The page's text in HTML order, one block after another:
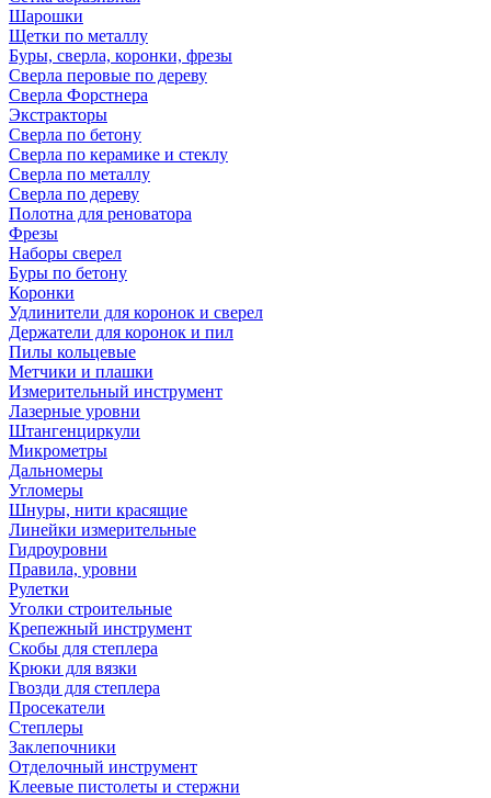
Шарошки
Щетки по металлу
Буры, сверла, коронки, фрезы
Сверла перовые по дереву
Сверла Форстнера
Экстракторы
Сверла по бетону
Сверла по керамике и стеклу
Сверла по металлу
Сверла по дереву
Полотна для реноватора
Фрезы
Наборы сверел
Буры по бетону
Коронки
Удлинители для коронок и сверел
Держатели для коронок и пил
Пилы кольцевые
Метчики и плашки
Измерительный инструмент
Лазерные уровни
Штангенциркули
Микрометры
Дальномеры
Угломеры
Шнуры, нити красящие
Линейки измерительные
Гидроуровни
Правила, уровни
Рулетки
Уголки строительные
Крепежный инструмент
Скобы для степлера
Крюки для вязки
Гвозди для степлера
Просекатели
Степлеры
Заклепочники
Отделочный инструмент
Клеевые пистолеты и стержни